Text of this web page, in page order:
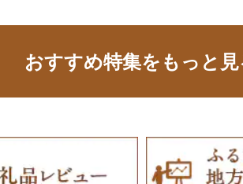
おすすめ特集をもっと